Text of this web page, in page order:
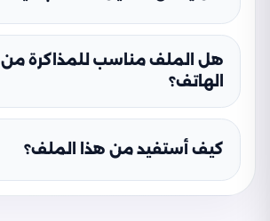
هل الملف مناسب للمذاكرة من
الهاتف؟
كيف أستفيد من هذا الملف؟